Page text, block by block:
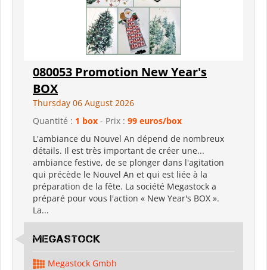
080053 Promotion New Year's
BOX
Thursday 06 August 2026
Quantité : 1 box - Prix : 99 euros/box
L'ambiance du Nouvel An dépend de nombreux
détails. Il est très important de créer une...
ambiance festive, de se plonger dans l'agitation
qui précède le Nouvel An et qui est liée à la
préparation de la fête. La société Megastock a
préparé pour vous l'action « New Year's BOX ».
La...
Megastock
Megastock Gmbh